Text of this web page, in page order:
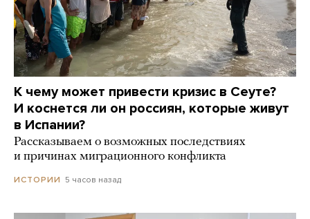
К чему может привести кризис в Сеуте?
И коснется ли он россиян, которые живут
в Испании?
Рассказываем о возможных последствиях
и причинах миграционного конфликта
ИСТОРИИ 5 часов назад